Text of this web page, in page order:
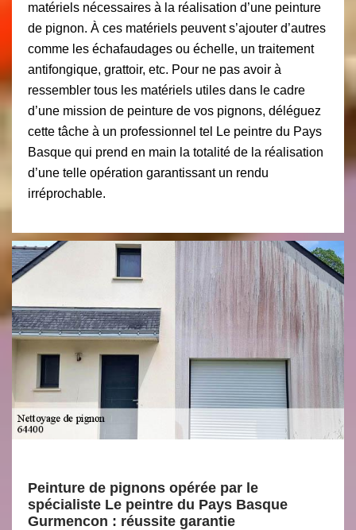
matériels nécessaires à la réalisation d’une peinture
de pignon. À ces matériels peuvent s’ajouter d’autres
comme les échafaudages ou échelle, un traitement
antifongique, grattoir, etc. Pour ne pas avoir à
ressembler tous les matériels utiles dans le cadre
d’une mission de peinture de vos pignons, déléguez
cette tâche à un professionnel tel Le peintre du Pays
Basque qui prend en main la totalité de la réalisation
d’une telle opération garantissant un rendu
irréprochable.
Peinture de pignons opérée par le
spécialiste Le peintre du Pays Basque
Gurmencon : réussite garantie